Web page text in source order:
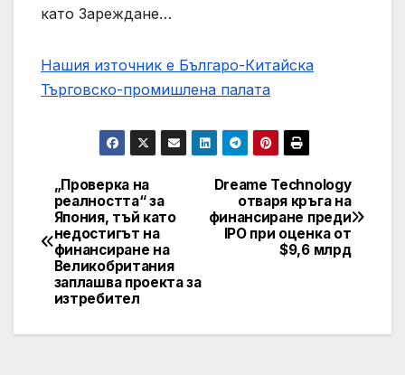
като Зареждане…
Нашия източник е Българо-Китайска
Търговско-промишлена палaта
Post
navigation
Dreame Technology
отваря кръга на
финансиране преди
IPO при оценка от
$9,6 млрд
„Проверка на
реалността“ за
Япония, тъй като
недостигът на
финансиране на
Великобритания
заплашва проекта за
изтребител